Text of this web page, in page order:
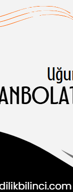
NEREDE?
birbirinden…